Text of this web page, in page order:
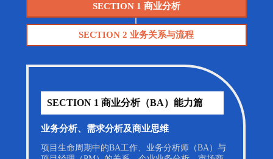
SECTION 1 商业分析
SECTION 2 业务关系与流程
SECTION 1 商业分析（BA）能力篇
业务分析、需求分析及商业思维
项目生命周期中的BA工作、业务分析师（BA）与